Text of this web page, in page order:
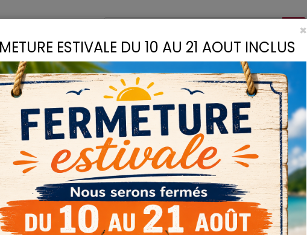
LIANTS COLLES DROGUERIE
PIGMENTS
×
ESTIVALE DU 10 AU 21 AOUT INCLUS